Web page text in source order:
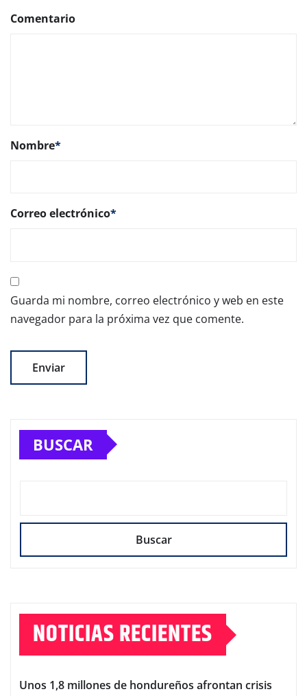
Comentario
Nombre*
Correo electrónico*
Guarda mi nombre, correo electrónico y web en este
navegador para la próxima vez que comente.
BUSCAR
Buscar
NOTICIAS RECIENTES
Unos 1,8 millones de hondureños afrontan crisis